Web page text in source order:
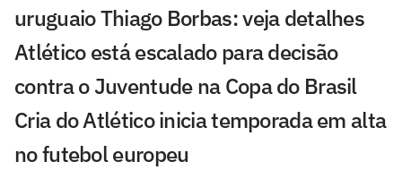
uruguaio Thiago Borbas: veja detalhes
Atlético está escalado para decisão
contra o Juventude na Copa do Brasil
Cria do Atlético inicia temporada em alta
no futebol europeu